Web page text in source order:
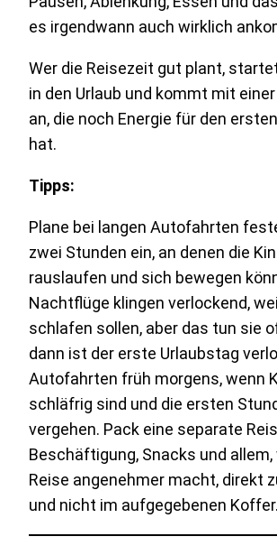
es irgendwann auch wirklich
Wer die Reisezeit gut plant,
in den Urlaub und kommt mit
an, die noch Energie für den
hat.
Tipps:
Plane bei langen Autofahrten
zwei Stunden ein, an denen die
rauslaufen und sich bewegen
Nachtflüge klingen verlockend,
schlafen sollen, aber das tun sie
dann ist der erste Urlaubstag
Autofahrten früh morgens, wenn
schläfrig sind und die ersten
vergehen. Pack eine separate
Beschäftigung, Snacks und allem,
Reise angenehmer macht, direkt
und nicht im aufgegebenen Koffer.